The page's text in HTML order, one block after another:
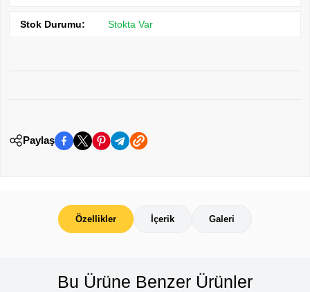
Stok Durumu: Stokta Var
Paylaş
Özellikler İçerik Galeri
Bu Ürüne Benzer Ürünler